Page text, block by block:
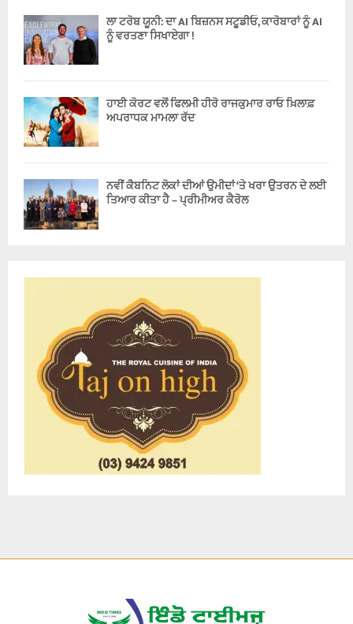
ਲਾ ਟਰੋਬ ਯੂਨੀ: ਦਾ AI ਬਿਜ਼ਨਸ ਸਟੂਡੀਓ, ਕਾਰੋਬਾਰਾਂ ਨੂੰ AI
ਨੂੰ ਵਰਤਣਾ ਸਿਖਾਏਗਾ !
ਹਾਈ ਕੋਰਟ ਵਲੋਂ ਫਿਲਮੀ ਹੀਰੋ ਰਾਜਕੁਮਾਰ ਰਾਓ ਖ਼ਿਲਾਫ਼
ਅਪਰਾਧਕ ਮਾਮਲਾ ਰੱਦ
ਨਵੀਂ ਕੈਬਨਿਟ ਲੋਕਾਂ ਦੀਆਂ ਉਮੀਦਾਂ ‘ਤੇ ਖਰਾ ਉਤਰਨ ਦੇ ਲਈ
ਤਿਆਰ ਕੀਤਾ ਹੈ – ਪ੍ਰੀਮੀਅਰ ਕੈਰੋਲ